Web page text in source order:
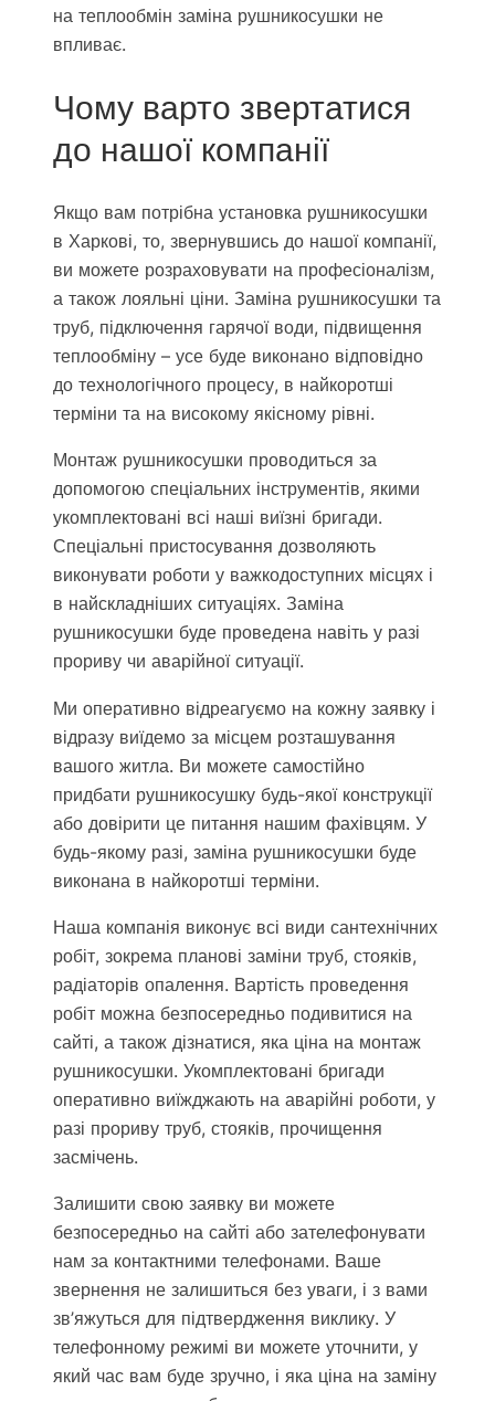
на теплообмін заміна рушникосушки не
впливає.
Чому варто звертатися
до нашої компанії
Якщо вам потрібна установка рушникосушки
в Харкові, то, звернувшись до нашої компанії,
ви можете розраховувати на професіоналізм,
а також лояльні ціни. Заміна рушникосушки та
труб, підключення гарячої води, підвищення
теплообміну – усе буде виконано відповідно
до технологічного процесу, в найкоротші
терміни та на високому якісному рівні.
Монтаж рушникосушки проводиться за
допомогою спеціальних інструментів, якими
укомплектовані всі наші виїзні бригади.
Спеціальні пристосування дозволяють
виконувати роботи у важкодоступних місцях і
в найскладніших ситуаціях. Заміна
рушникосушки буде проведена навіть у разі
прориву чи аварійної ситуації.
Ми оперативно відреагуємо на кожну заявку і
відразу виїдемо за місцем розташування
вашого житла. Ви можете самостійно
придбати рушникосушку будь-якої конструкції
або довірити це питання нашим фахівцям. У
будь-якому разі, заміна рушникосушки буде
виконана в найкоротші терміни.
Наша компанія виконує всі види сантехнічних
робіт, зокрема планові заміни труб, стояків,
радіаторів опалення. Вартість проведення
робіт можна безпосередньо подивитися на
сайті, а також дізнатися, яка ціна на монтаж
рушникосушки. Укомплектовані бригади
оперативно виїжджають на аварійні роботи, у
разі прориву труб, стояків, прочищення
засмічень.
Залишити свою заявку ви можете
безпосередньо на сайті або зателефонувати
нам за контактними телефонами. Ваше
звернення не залишиться без уваги, і з вами
зв’яжуться для підтвердження виклику. У
телефонному режимі ви можете уточнити, у
який час вам буде зручно, і яка ціна на заміну